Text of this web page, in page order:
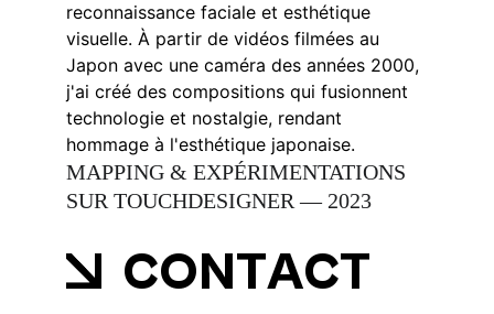
reconnaissance faciale et esthétique
visuelle. À partir de vidéos filmées au
Japon avec une caméra des années 2000,
j'ai créé des compositions qui fusionnent
technologie et nostalgie, rendant
hommage à l'esthétique japonaise.
MAPPING & EXPÉRIMENTATIONS
SUR TOUCHDESIGNER — 2023